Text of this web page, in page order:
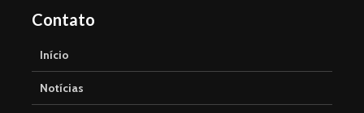
Contato
Início
Notícias